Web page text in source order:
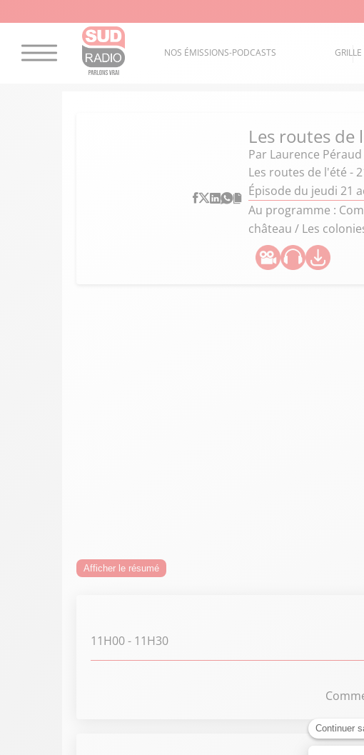
NOS ÉMISSIONS-PODCASTS
Les routes de
Par Laurence Péraud
Les routes de l'été -
Épisode du jeudi 21
Au programme :
château / Les
Afficher le résumé
11H00- 11H30